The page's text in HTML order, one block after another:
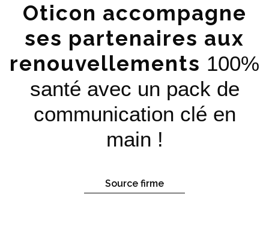
Oticon accompagne
ses partenaires aux
renouvellements 100%
santé avec un pack de
communication clé en
main !
Source firme